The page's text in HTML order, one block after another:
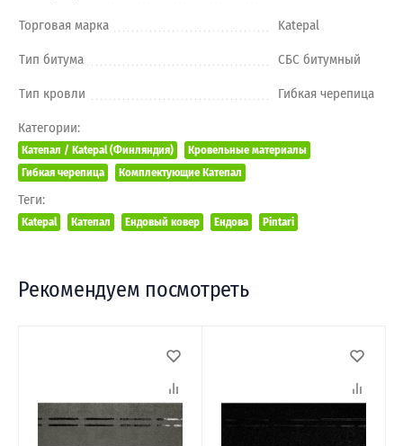
Торговая марка Katepal
Тип битума СБС битумный
Тип кровли Гибкая черепица
Категории:
Катепал / Katepal (Финляндия)
Кровельные материалы
Гибкая черепица
Комплектующие Катепал
Теги:
Katepal Катепал Ендовый ковер Ендова Pintari
Рекомендуем посмотреть